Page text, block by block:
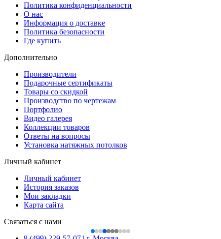
Политика конфиденциальности
О нас
Информация о доставке
Политика безопасности
Где купить
Дополнительно
Производители
Подарочные сертификаты
Товары со скидкой
Производство по чертежам
Портфолио
Видео галерея
Коллекции товаров
Ответы на вопросы
Установка натяжных потолков
Личный кабинет
Личный кабинет
История заказов
Мои закладки
Карта сайта
Связаться с нами